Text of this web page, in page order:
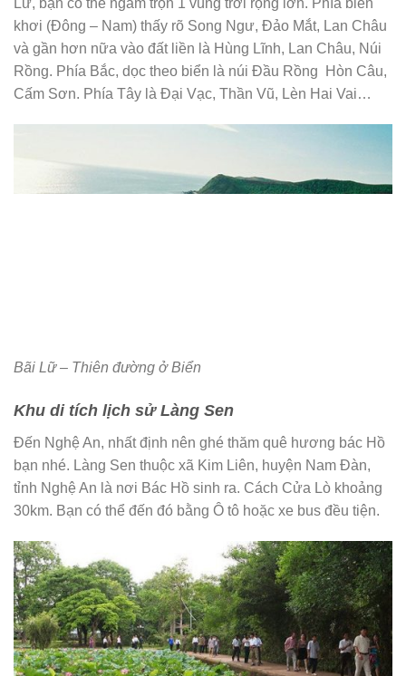
Lữ, bạn có thể ngắm trọn 1 vùng trời rộng lớn. Phía biển
khơi (Đông – Nam) thấy rõ Song Ngư, Đảo Mắt, Lan Châu
và gần hơn nữa vào đất liền là Hùng Lĩnh, Lan Châu, Núi
Rồng. Phía Bắc, dọc theo biển là núi Đầu Rồng Hòn Câu,
Cấm Sơn. Phía Tây là Đại Vạc, Thần Vũ, Lèn Hai Vai…
Bãi Lữ – Thiên đường ở Biển
Khu di tích lịch sử Làng Sen
Đến Nghệ An, nhất định nên ghé thăm quê hương bác Hồ
bạn nhé. Làng Sen thuộc xã Kim Liên, huyện Nam Đàn,
tỉnh Nghệ An là nơi Bác Hồ sinh ra. Cách Cửa Lò khoảng
30km. Bạn có thể đến đó bằng Ô tô hoặc xe bus đều tiện.